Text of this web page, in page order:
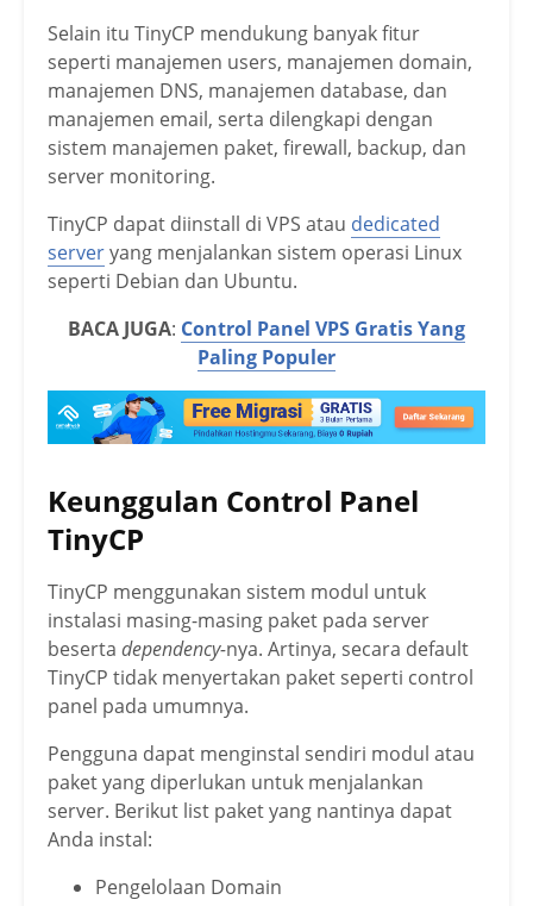
Selain itu TinyCP mendukung banyak fitur
seperti manajemen users, manajemen domain,
manajemen DNS, manajemen database, dan
manajemen email, serta dilengkapi dengan
sistem manajemen paket, firewall, backup, dan
server monitoring.
TinyCP dapat diinstall di VPS atau dedicated
serveryang menjalankan sistem operasi Linux
seperti Debian dan Ubuntu.
BACA JUGA: Control Panel VPS Gratis Yang
Paling Populer
Keunggulan Control Panel
TinyCP
TinyCP menggunakan sistem modul untuk
instalasi masing-masing paket pada server
beserta dependency-nya. Artinya, secara default
TinyCP tidak menyertakan paket seperti control
panel pada umumnya.
Pengguna dapat menginstal sendiri modul atau
paket yang diperlukan untuk menjalankan
server. Berikut list paket yang nantinya dapat
Anda instal:
Pengelolaan Domain